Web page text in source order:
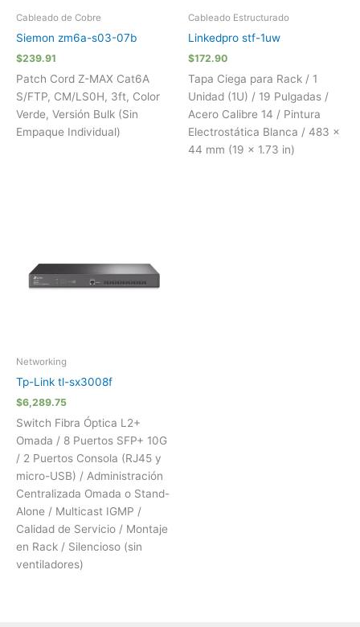
Cableado de Cobre
Siemon zm6a-s03-07b
$239.91
Patch Cord Z-MAX Cat6A
S/FTP, CM/LS0H, 3ft, Color
Verde, Versión Bulk (Sin
Empaque Individual)
Cableado Estructurado
Linkedpro stf-1uw
$172.90
Tapa Ciega para Rack / 1
Unidad (1U) / 19 Pulgadas /
Acero Calibre 14 / Pintura
Electrostática Blanca / 483 x
44 mm (19 x 1.73 in)
Networking
Tp-Link tl-sx3008f
$6,289.75
Switch Fibra Óptica L2+
Omada / 8 Puertos SFP+ 10G
/ 2 Puertos Consola (RJ45 y
micro-USB) / Administración
Centralizada Omada o Stand-
Alone / Multicast IGMP /
Calidad de Servicio / Montaje
en Rack / Silencioso (sin
ventiladores)